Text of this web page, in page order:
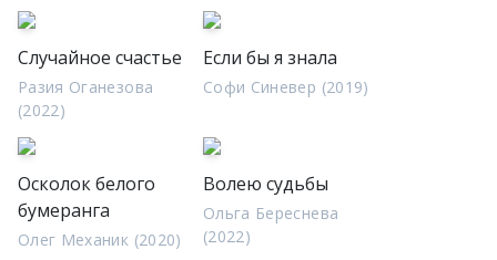
Случайное счастье
Разия Оганезова
(2022)
Если бы я знала
Софи Синевер (2019)
Осколок белого
бумеранга
Олег Механик (2020)
Волею судьбы
Ольга Береснева
(2022)